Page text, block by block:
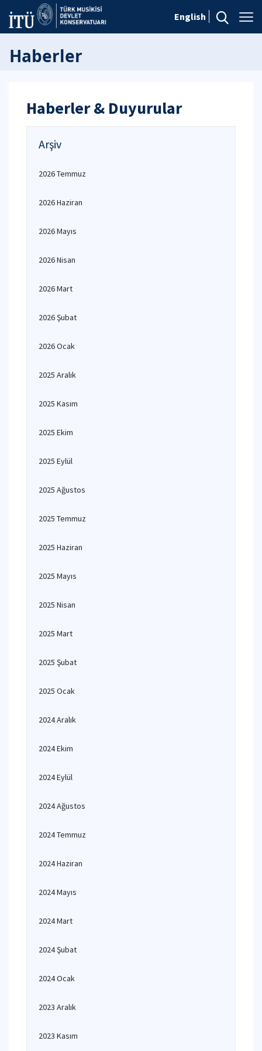
English
Haberler
Haberler & Duyurular
Arşiv
2026 Temmuz
2026 Haziran
2026 Mayıs
2026 Nisan
2026 Mart
2026 Şubat
2026 Ocak
2025 Aralık
2025 Kasım
2025 Ekim
2025 Eylül
2025 Ağustos
2025 Temmuz
2025 Haziran
2025 Mayıs
2025 Nisan
2025 Mart
2025 Şubat
2025 Ocak
2024 Aralık
2024 Ekim
2024 Eylül
2024 Ağustos
2024 Temmuz
2024 Haziran
2024 Mayıs
2024 Mart
2024 Şubat
2024 Ocak
2023 Aralık
2023 Kasım